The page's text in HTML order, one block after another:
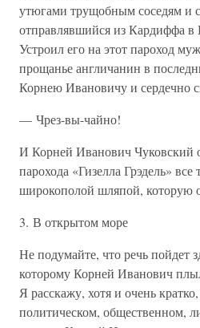
утюгами трущобным соседям и
отправлявшийся из Кардиффа в
Устроил его на этот пароход
прощанье англичанин в
Корнею Ивановичу и сердечно
— Чрез-вы-чайно!
И Корней Иванович Чуковский
парохода «Гизелла Грэдель»
широкополой шляпой, которую
3. В открытом море
Не подумайте, что речь пойдет
которому Корней Иванович
Я расскажу, хотя и очень
политическом, общественном,